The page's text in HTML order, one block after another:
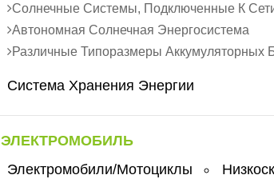
Солнечные Системы, Подключенные К
Автономная Солнечная Энергосистема
Различные Типоразмеры Аккумуляторных
Система Хранения Энергии
ЭЛЕКТРОМОБИЛЬ
Электромобили/Мотоциклы